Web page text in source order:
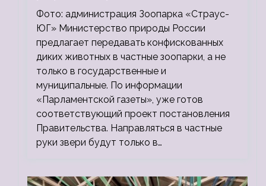
зоопарки
Фото: администрация Зоопарка «Страус-
ЮГ» Министерство природы России
предлагает передавать конфискованных
диких животных в частные зоопарки, а не
только в государственные и
муниципальные. По информации
«Парламентской газеты», уже готов
соответствующий проект постановления
Правительства. Направляться в частные
руки звери будут только в…